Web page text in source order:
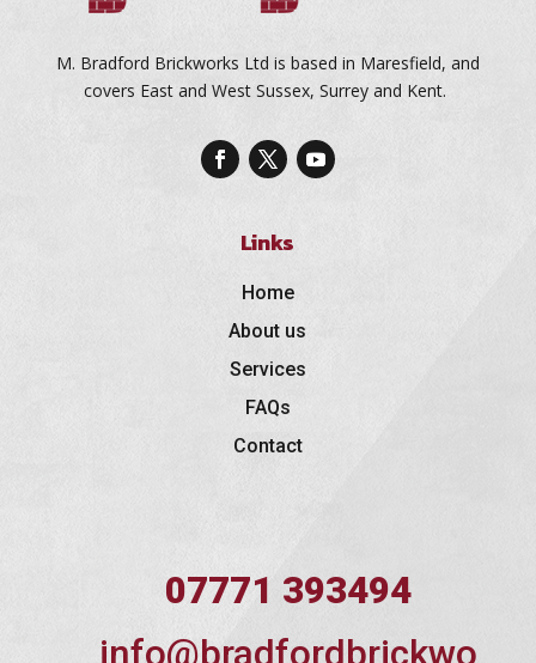
M. Bradford Brickworks Ltd is based in Maresfield, and
covers East and West Sussex, Surrey and Kent.
Links
Home
About us
Services
FAQs
Contact
07771 393494
info@bradfordbrickwo